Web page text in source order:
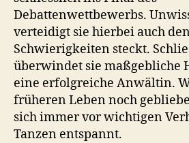
Debattenwettbewerbs.
verteidigt sie hierbei auch
Schwierigkeiten steckt.
überwindet sie maßgebliche
eine erfolgreiche Anwältin.
früheren Leben noch
sich immer vor wichtigen
Tanzen entspannt.